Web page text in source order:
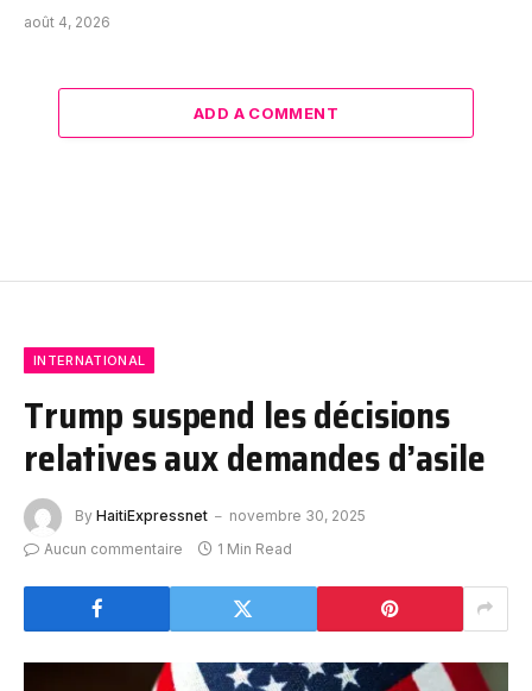
août 4, 2026
ADD A COMMENT
INTERNATIONAL
Trump suspend les décisions
relatives aux demandes d’asile
By HaitiExpressnet
novembre 30, 2025
Aucun commentaire
1 Min Read